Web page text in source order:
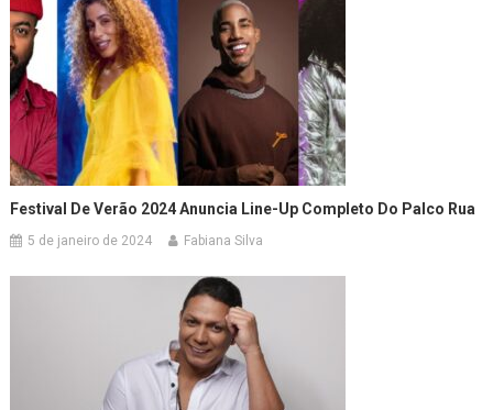
Festival De Verão 2024 Anuncia Line-Up Completo Do Palco Rua
5 de janeiro de 2024 Fabiana Silva